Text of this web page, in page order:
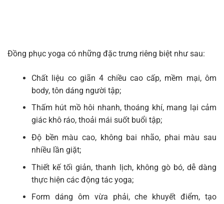
Đồng phục yoga có những đặc trưng riêng biệt như sau:
Chất liệu co giãn 4 chiều cao cấp, mềm mại, ôm
body, tôn dáng người tập;
Thấm hút mồ hôi nhanh, thoáng khí, mang lại cảm
giác khô ráo, thoải mái suốt buổi tập;
Độ bền màu cao, không bai nhão, phai màu sau
nhiều lần giặt;
Thiết kế tối giản, thanh lịch, không gò bó, dễ dàng
thực hiện các động tác yoga;
Form dáng ôm vừa phải, che khuyết điểm, tạo